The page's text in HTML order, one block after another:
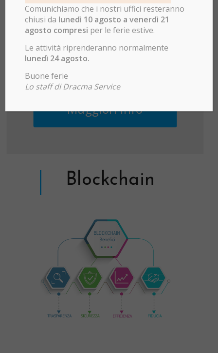
Ma anche Hosting, Server, soluzioni in
cloud e molto altro.
Affidati a noi per la consulenza e la
realizzazione dei tuoi progetti WEB
Maggiori info
Blockchain
Comunichiamo che i nostri uffici resteranno
chiusi da lunedì 10 agosto a venerdì 21
agosto compresi per le ferie estive.
Le attività riprenderanno normalmente
lunedì 24 agosto.
Buone ferie
Lo staff di Dracma Service